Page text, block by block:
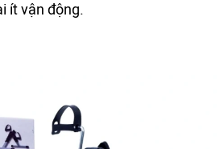
ít vận động.